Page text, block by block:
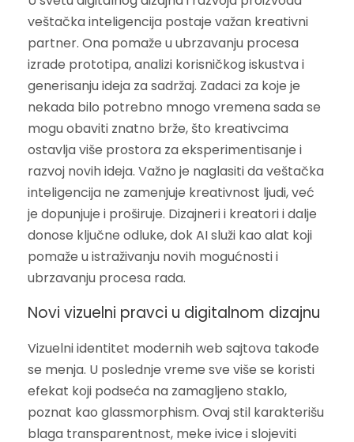
veštačka inteligencija postaje važan kreativni
partner. Ona pomaže u ubrzavanju procesa
izrade prototipa, analizi korisničkog iskustva i
generisanju ideja za sadržaj. Zadaci za koje je
nekada bilo potrebno mnogo vremena sada se
mogu obaviti znatno brže, što kreativcima
ostavlja više prostora za eksperimentisanje i
razvoj novih ideja. Važno je naglasiti da veštačka
inteligencija ne zamenjuje kreativnost ljudi, već
je dopunjuje i proširuje. Dizajneri i kreatori i dalje
donose ključne odluke, dok AI služi kao alat koji
pomaže u istraživanju novih mogućnosti i
ubrzavanju procesa rada.
Novi vizuelni pravci u digitalnom dizajnu
Vizuelni identitet modernih web sajtova takođe
se menja. U poslednje vreme sve više se koristi
efekat koji podseća na zamagljeno staklo,
poznat kao glassmorphism. Ovaj stil karakterišu
blaga transparentnost, meke ivice i slojeviti